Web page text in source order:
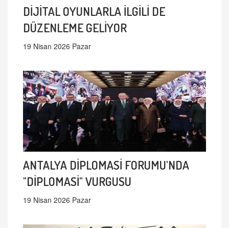
DİJİTAL OYUNLARLA İLGİLİ DE
DÜZENLEME GELİYOR
19 Nisan 2026 Pazar
ANTALYA DİPLOMASİ FORUMU'NDA
"DİPLOMASİ" VURGUSU
19 Nisan 2026 Pazar